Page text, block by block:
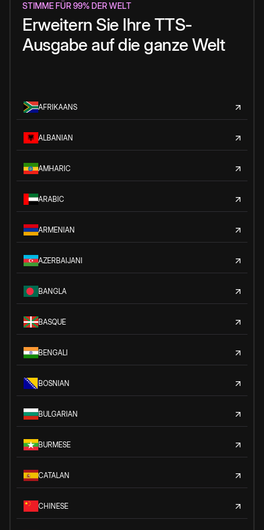
STIMME FÜR 99% DER WELT
Erweitern Sie Ihre TTS-
Ausgabe auf die ganze Welt
AFRIKAANS
ALBANIAN
AMHARIC
ARABIC
ARMENIAN
AZERBAIJANI
BANGLA
BASQUE
BENGALI
BOSNIAN
BULGARIAN
BURMESE
CATALAN
CHINESE